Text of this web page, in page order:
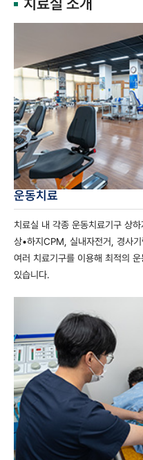
운동치료
치료실 내 각종 운동치료기구 상
상•하지CPM, 실내자전거, 경사
여러 치료기구를 이용해 최적의
있습니다.